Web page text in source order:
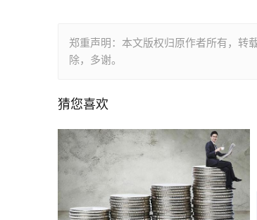
郑重声明：本文版权归原作者所有，转
除，多谢。
猜您喜欢